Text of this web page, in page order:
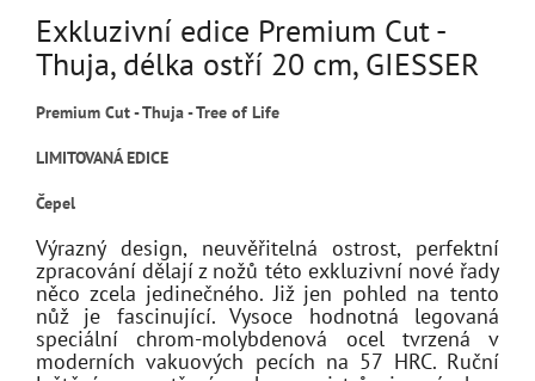
Exkluzivní edice Premium Cut -
Thuja, délka ostří 20 cm, GIESSER
Premium Cut - Thuja - Tree of Life
LIMITOVANÁ EDICE
Čepel
Výrazný design, neuvěřitelná ostrost, perfektní
zpracování dělají z nožů této exkluzivní nové řady
něco zcela jedinečného. Již jen pohled na tento
nůž je fascinující. Vysoce hodnotná legovaná
speciální chrom-molybdenová ocel tvrzená v
moderních vakuových pecích na 57 HRC. Ruční